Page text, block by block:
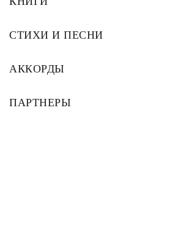
СТИХИ И ПЕСНИ
АККОРДЫ
ПАРТНЕРЫ